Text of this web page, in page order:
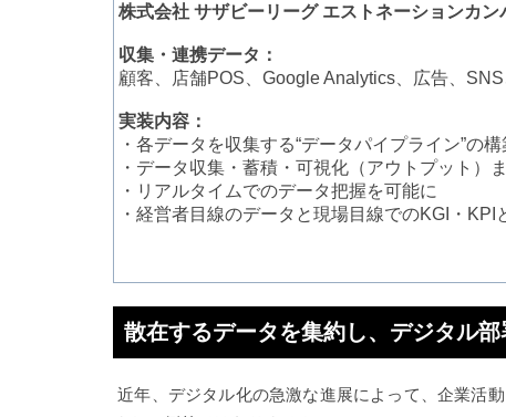
株式会社 サザビーリーグ エストネーションカン
収集・連携データ：
顧客、店舗POS、Google Analytics、広告、
実装内容：
・各データを収集する“データパイプライン”の構
・データ収集・蓄積・可視化（アウトプット）
・リアルタイムでのデータ把握を可能に
・経営者目線のデータと現場目線でのKGI・
散在するデータを集約し、デジタル
近年、デジタル化の急激な進展によって、企業活